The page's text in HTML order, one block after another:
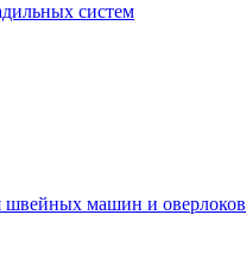
систем
швейных машин и оверлоков